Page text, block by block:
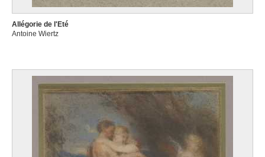
Allégorie de l'Eté
Antoine Wiertz